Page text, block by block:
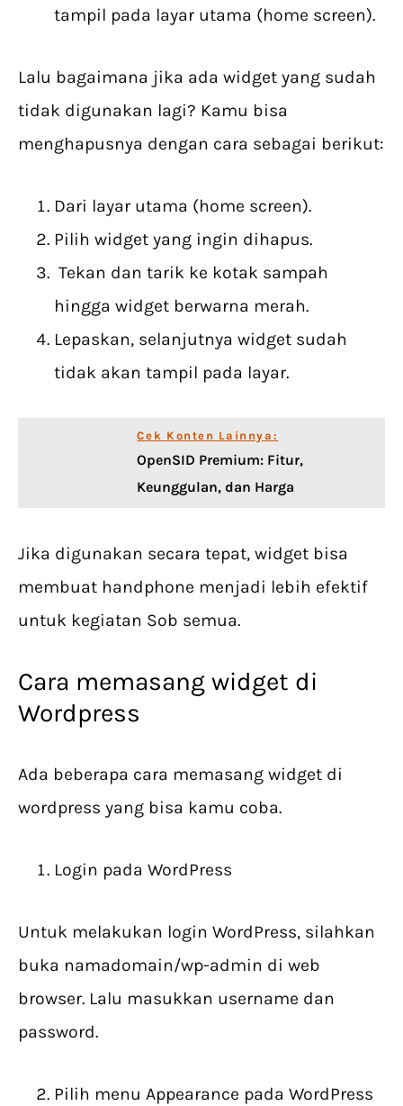
tampil pada layar utama (home screen).
Lalu bagaimana jika ada widget yang sudah
tidak digunakan lagi? Kamu bisa
menghapusnya dengan cara sebagai berikut:
Dari layar utama (home screen).
Pilih widget yang ingin dihapus.
Tekan dan tarik ke kotak sampah
hingga widget berwarna merah.
Lepaskan, selanjutnya widget sudah
tidak akan tampil pada layar.
Cek Konten Lainnya:
OpenSID Premium: Fitur,
Keunggulan, dan Harga
Jika digunakan secara tepat, widget bisa
membuat handphone menjadi lebih efektif
untuk kegiatan Sob semua.
Cara memasang widget di
Wordpress
Ada beberapa cara memasang widget di
wordpress yang bisa kamu coba.
Login pada WordPress
Untuk melakukan login WordPress, silahkan
buka namadomain/wp-admin di web
browser. Lalu masukkan username dan
password.
Pilih menu Appearance pada WordPress